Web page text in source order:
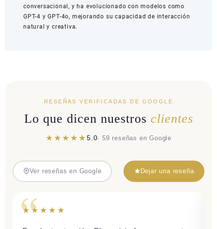
conversacional, y ha evolucionado con modelos como
GPT-4 y GPT-4o, mejorando su capacidad de interacción
natural y creativa.
RESEÑAS VERIFICADAS DE GOOGLE
Lo que dicen nuestros clientes
★★★★★5.0· 59 reseñas en Google
Ver reseñas en Google Dejar una reseña
★★★★★